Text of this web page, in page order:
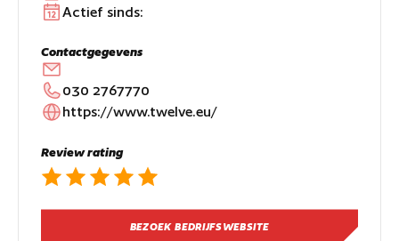
Actief sinds:
Contactgegevens
030 2767770
https://www.twelve.eu/
Review rating
BEZOEK BEDRIJFSWEBSITE